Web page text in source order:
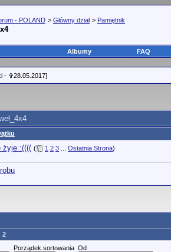
- POLAND > Główny dział > Pamiętnik
Albumy FAQ
- ✞28.05.2017]
żyje :(((( ( 1 2 3 Ostatnia Strona)
2
Porządek sortowania Od